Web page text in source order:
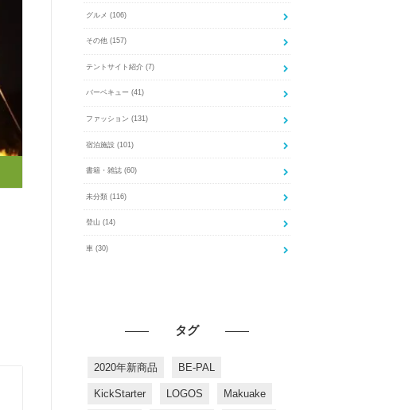
グルメ (106)
その他 (157)
テントサイト紹介 (7)
バーベキュー (41)
ファッション (131)
宿泊施設 (101)
書籍・雑誌 (60)
未分類 (116)
登山 (14)
車 (30)
タグ
2020年新商品 BE-PAL
KickStarter LOGOS Makuake